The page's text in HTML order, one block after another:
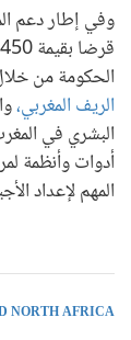
وفي إطار دعم
الحكومة من
الريف المغربي،
البشري في
أدوات وأنظمة
المهم لإعداد
NORTH AFRICA